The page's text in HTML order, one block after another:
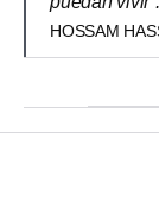
HOSSAM